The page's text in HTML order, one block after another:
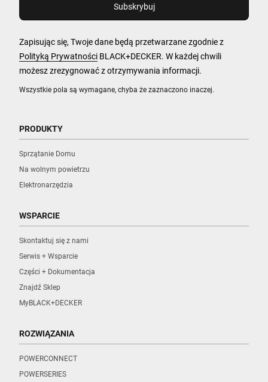
Wszystkie pola są wymagane, chyba że zaznaczono inaczej.
Zapisując się, Twoje dane będą przetwarzane zgodnie z
Polityką Prywatności BLACK+DECKER. W każdej chwili
możesz zrezygnować z otrzymywania informacji.
PRODUKTY
Sprzątanie Domu
Na wolnym powietrzu
Elektronarzędzia
WSPARCIE
Skontaktuj się z nami
Serwis + Wsparcie
Części + Dokumentacja
Znajdź Sklep
MyBLACK+DECKER
ROZWIĄZANIA
POWERCONNECT
POWERSERIES